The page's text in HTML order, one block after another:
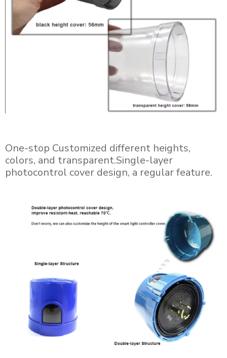
One-stop Customized different heights,
colors, and transparent.Single-layer
photocontrol cover design, a regular feature.